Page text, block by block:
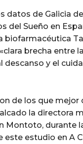
datos de Galicia
del Sueño en
biofarmacéutica
brecha entre
descanso y el
de los que mejor
la directora
Montoto, durante
este estudio en A